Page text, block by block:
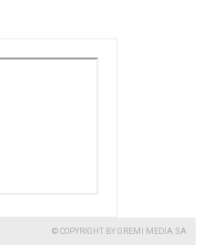
© COPYRIGHT BY GREMI MEDIA SA